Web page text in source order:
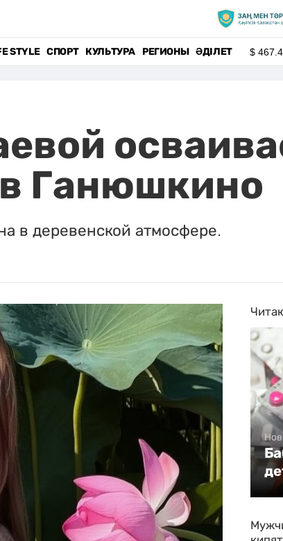
STYLE СПОРТ КУЛЬТУРА РЕГИОНЫ ӘДІЛЕТ $
Ганюшкино
в деревенской атмосфере.